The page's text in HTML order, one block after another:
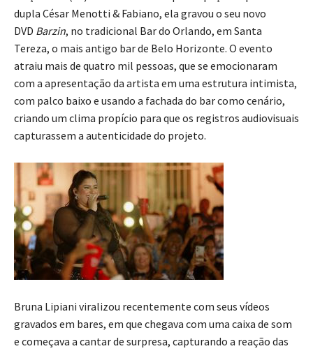
dupla César Menotti & Fabiano, ela gravou o seu novo
DVD Barzin, no tradicional Bar do Orlando, em Santa
Tereza, o mais antigo bar de Belo Horizonte. O evento
atraiu mais de quatro mil pessoas, que se emocionaram
com a apresentação da artista em uma estrutura intimista,
com palco baixo e usando a fachada do bar como cenário,
criando um clima propício para que os registros audiovisuais
capturassem a autenticidade do projeto.
Bruna Lipiani viralizou recentemente com seus vídeos
gravados em bares, em que chegava com uma caixa de som
e começava a cantar de surpresa, capturando a reação das